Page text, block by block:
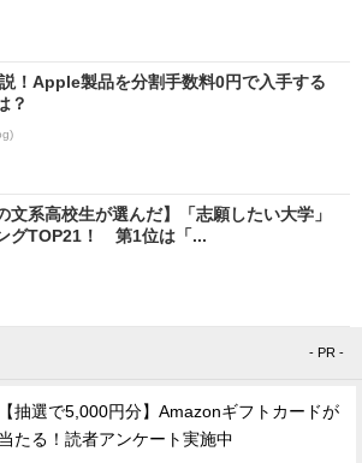
！Apple製品を分割手数料0円で入手する
？
文系高校生が選んだ】「志願したい大学」
グTOP21！ 第1位は「...
- PR -
【抽選で5,000円分】Amazonギフトカードが
当たる！読者アンケート実施中